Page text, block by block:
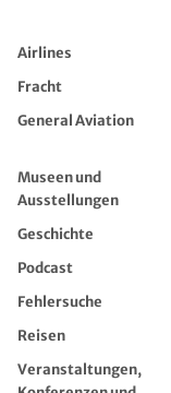
Airlines
Fracht
General Aviation
Museen und
Ausstellungen
Geschichte
Podcast
Fehlersuche
Reisen
Veranstaltungen,